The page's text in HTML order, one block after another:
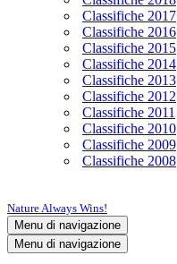
Classifiche 2017
Classifiche 2016
Classifiche 2015
Classifiche 2014
Classifiche 2013
Classifiche 2012
Classifiche 2011
Classifiche 2010
Classifiche 2009
Classifiche 2008
Nature Always Wins!
Menu di navigazione
Menu di navigazione